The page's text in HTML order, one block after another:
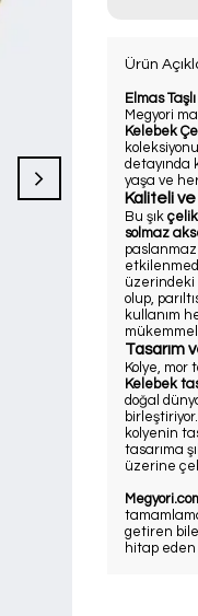
Ürün
Elmas
Megyori
Kelebek
detayında
yaşa ve
Kaliteli
Bu şık
solmaz
üzerindeki
olup,
kullanım
Tasarım
Kolye, mor
Kelebek
doğal
kolyenin
tasarıma
üzerine
getiren
hitap